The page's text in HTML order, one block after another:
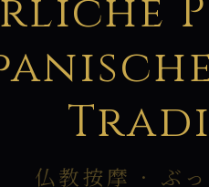
仏教按摩 · ぶ